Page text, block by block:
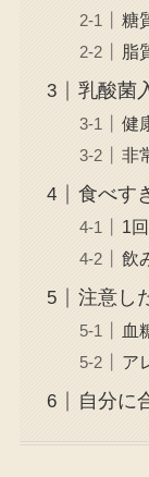
糖
脂
乳酸菌
健
非
食べす
1
飲
注意し
血
ア
自分に